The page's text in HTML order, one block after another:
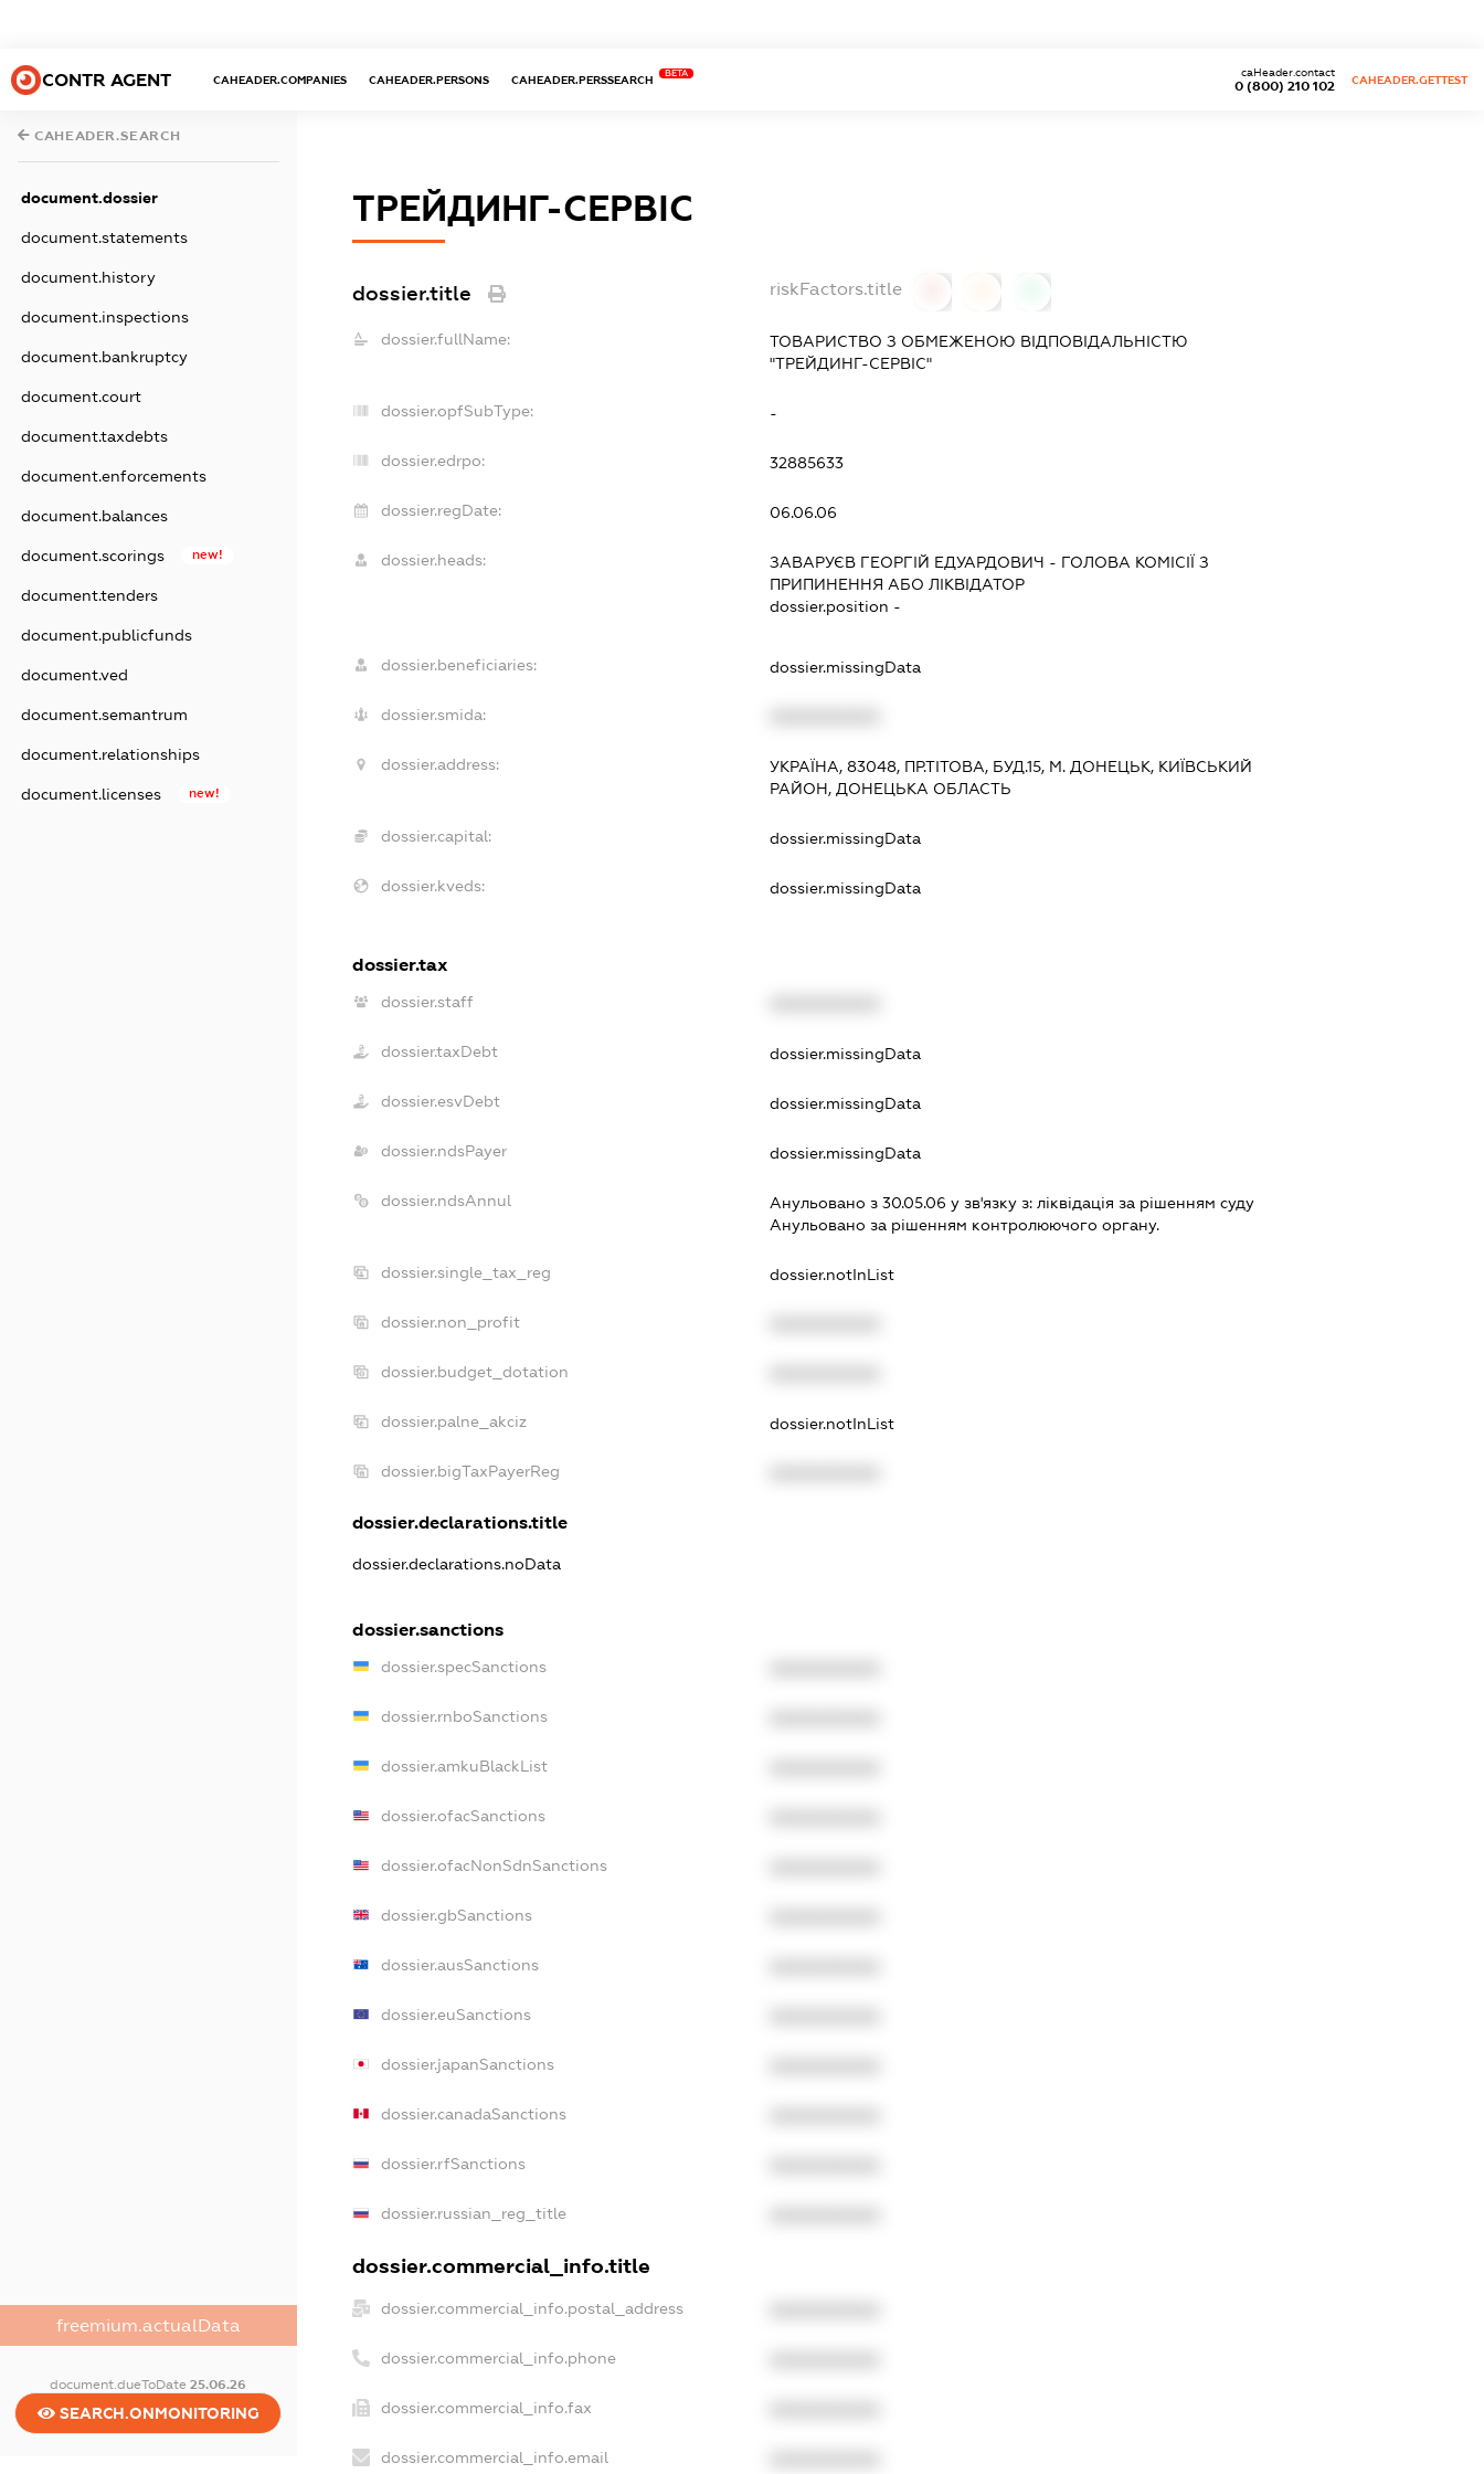
CONTR AGENT CAHEADER.COMPANIES CAHEADER.PERSONS CAHEADER.PERSSEARCH
BETA
0 (800) 210 102
caHeader.contact
CAHEADER.GETTEST
CAHEADER.SEARCH
document.dossier
document.statements
document.history
document.inspections
document.bankruptcy
document.court
document.taxdebts
document.enforcements
document.balances
document.scorings new!
document.tenders
document.publicfunds
document.ved
document.semantrum
document.relationships
document.licenses new!
freemium.actualData
document.dueToDate25.06.26
SEARCH.ONMONITORING
ТРЕЙДИНГ-СЕРВІС
dossier.title riskFactors.title
dossier.fullName:
ТОВАРИСТВО З ОБМЕЖЕНОЮ ВІДПОВІДАЛЬНІСТЮ
"ТРЕЙДИНГ-СЕРВІС"
dossier.opfSubType: -
dossier.edrpo: 32885633
dossier.regDate: 06.06.06
dossier.heads: ЗАВАРУЄВ ГЕОРГІЙ ЕДУАРДОВИЧ - ГОЛОВА КОМІСІЇ З
ПРИПИНЕННЯ АБО ЛІКВІДАТОР
dossier.position -
dossier.beneficiaries: dossier.missingData
dossier.smida:
dossier.address:
УКРАЇНА, 83048, ПР.ТІТОВА, БУД.15, М. ДОНЕЦЬК, КИЇВСЬКИЙ
РАЙОН, ДОНЕЦЬКА ОБЛАСТЬ
dossier.capital: dossier.missingData
dossier.kveds: dossier.missingData
dossier.tax
dossier.staff
dossier.taxDebt dossier.missingData
dossier.esvDebt dossier.missingData
dossier.ndsPayer dossier.missingData
dossier.ndsAnnul Анульовано з 30.05.06 у зв'язку з:лiквiдацiя за рiшенням суду
Анульовано за рiшенням контролюючого органу.
dossier.single_tax_reg dossier.notInList
dossier.non_profit
dossier.budget_dotation
dossier.palne_akciz dossier.notInList
dossier.bigTaxPayerReg
dossier.declarations.title
dossier.declarations.noData
dossier.sanctions
dossier.specSanctions
dossier.rnboSanctions
dossier.amkuBlackList
dossier.ofacSanctions
dossier.ofacNonSdnSanctions
dossier.gbSanctions
dossier.ausSanctions
dossier.euSanctions
dossier.japanSanctions
dossier.canadaSanctions
dossier.rfSanctions
dossier.russian_reg_title
dossier.commercial_info.title
dossier.commercial_info.postal_address
dossier.commercial_info.phone
dossier.commercial_info.fax
dossier.commercial_info.email